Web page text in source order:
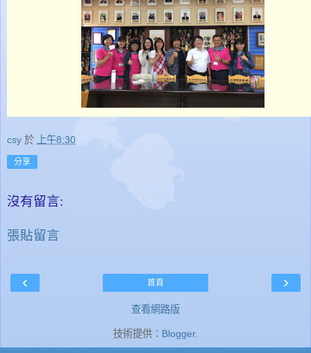
csy 於 上午8:30
分享
沒有留言:
張貼留言
‹ ›
首頁
查看網路版
技術提供： Blogger.